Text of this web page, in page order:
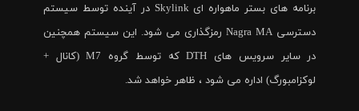
برنامه های بستر ماهواره ای Skylink در آینده توسط سیستم
دسترسی Nagra MA رمزگذاری می شود. این سیستم همچنین
در سایر سرویس های DTH که توسط گروه M7 (کانال +
لوکزامبورگ) اداره می شود ، ظاهر خواهد شد.